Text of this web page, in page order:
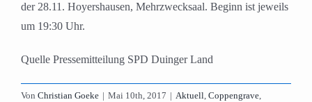
der 28.11. Hoyershausen, Mehrzwecksaal. Beginn ist jeweils
um 19:30 Uhr.
Quelle Pressemitteilung SPD Duinger Land
Von Christian Goeke | Mai 10th, 2017 | Aktuell, Coppengrave,